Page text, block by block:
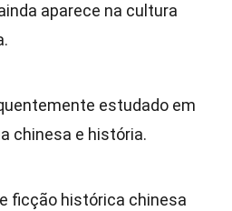
aparece na cultura
estudado em
chinesa e história.
ficção histórica chinesa